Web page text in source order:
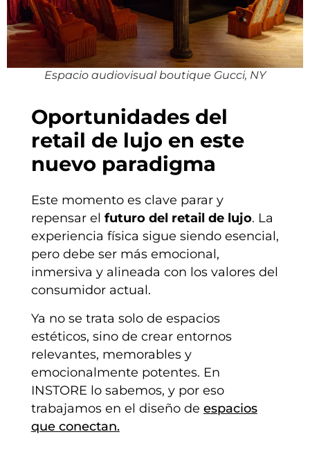
Espacio audiovisual boutique Gucci, NY
Oportunidades del
retail de lujo en este
nuevo paradigma
Este momento es clave parar y
repensar el futuro del retail de lujo. La
experiencia física sigue siendo esencial,
pero debe ser más emocional,
inmersiva y alineada con los valores del
consumidor actual.
Ya no se trata solo de espacios
estéticos, sino de crear entornos
relevantes, memorables y
emocionalmente potentes. En
INSTORE lo sabemos, y por eso
trabajamos en el diseño de espacios
que conectan.